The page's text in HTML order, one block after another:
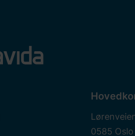
0585 Oslo